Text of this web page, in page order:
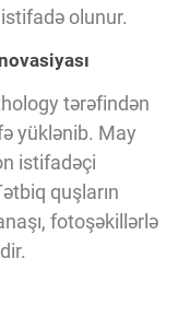
olunur.
tərəfindən
yüklənib. May
istifadəçi
quşların
fotoşəkillərlə